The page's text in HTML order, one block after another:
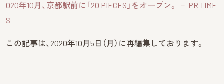
020年10月、京都駅前に「20 PIECES」をオープン。 － PR TIME
S
この記事は、2020年10月5日（月）に再編集しております。